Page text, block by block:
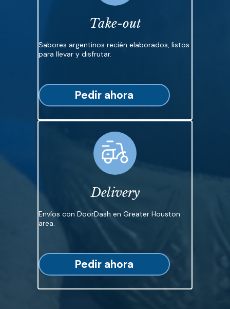
Take-out
Sabores argentinos recién elaborados, listos
para llevar y disfrutar.
Pedir ahora
Delivery
Envíos con DoorDash en Greater Houston
area.
Pedir ahora